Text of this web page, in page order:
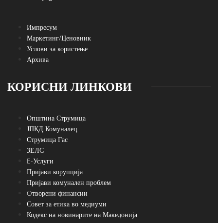
Импресум
Маркетинг/Ценовник
Услови за користење
Архива
КОРИСНИ ЛИНКОВИ
Општина Струмица
ЈПКД Комуналец
Струмица Гас
ЗЕЛС
E-Услуги
Пријави корупција
Пријави комунален проблем
Oтворени финансии
Совет за етика во медиуми
Кодекс на новинарите на Македонија